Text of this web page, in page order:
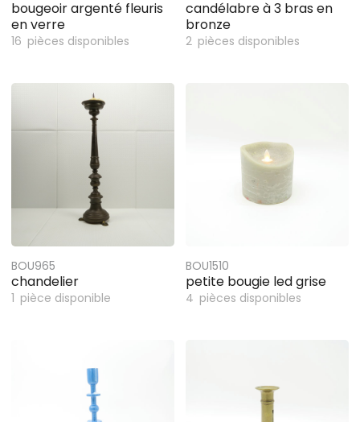
bougeoir argenté fleuris
en verre
16 pièces disponibles
candélabre à 3 bras en
bronze
2 pièces disponibles
BOU965
chandelier
1 pièce disponible
BOU1510
petite bougie led grise
4 pièces disponibles